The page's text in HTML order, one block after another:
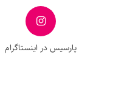
پارسیس در اینستاگرام